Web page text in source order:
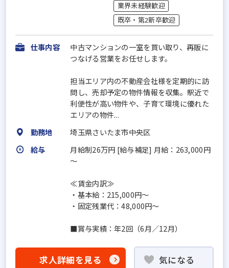
業界未経験歓迎
既卒・第2新卒歓迎
仕事内容
中古マンションの一室を買い取り、再販に
つなげる営業をお任せします。
担当エリア内の不動産会社様を定期的に訪
問し、売却予定の物件情報を収集。駅近で
利便性が高い物件や、子育て環境に優れた
エリアの物件...
勤務地
埼玉県さいたま市中央区
給与
月給制26万円 [給与補足] 月給：263,000円
～
≪賃金内訳≫
・基本給：215,000円～
・固定残業代：48,000円～
■賞与実績：年2回（6月／12月）
求人詳細を見る 気になる